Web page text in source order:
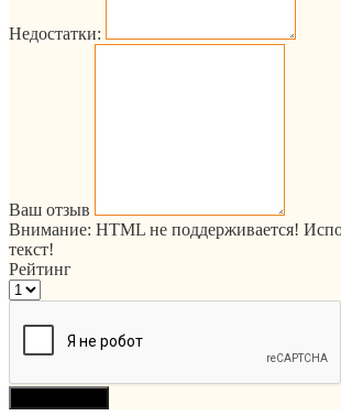
Недостатки:
Ваш отзыв
Внимание: HTML не поддерживается!
текст!
Рейтинг